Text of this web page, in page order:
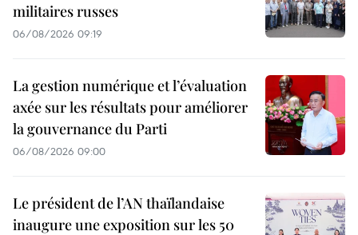
militaires russes
06/08/2026 09:19
La gestion numérique et l’évaluation
axée sur les résultats pour améliorer
la gouvernance du Parti
06/08/2026 09:00
Le président de l’AN thaïlandaise
inaugure une exposition sur les 50